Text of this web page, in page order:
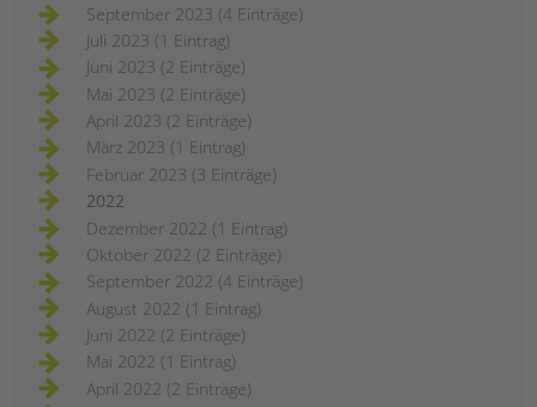
September 2023 (4 Einträge)
Juli 2023 (1 Eintrag)
Juni 2023 (2 Einträge)
Mai 2023 (2 Einträge)
April 2023 (2 Einträge)
März 2023 (1 Eintrag)
Februar 2023 (3 Einträge)
2022
Dezember 2022 (1 Eintrag)
Oktober 2022 (2 Einträge)
September 2022 (4 Einträge)
August 2022 (1 Eintrag)
Juni 2022 (2 Einträge)
Mai 2022 (1 Eintrag)
April 2022 (2 Einträge)